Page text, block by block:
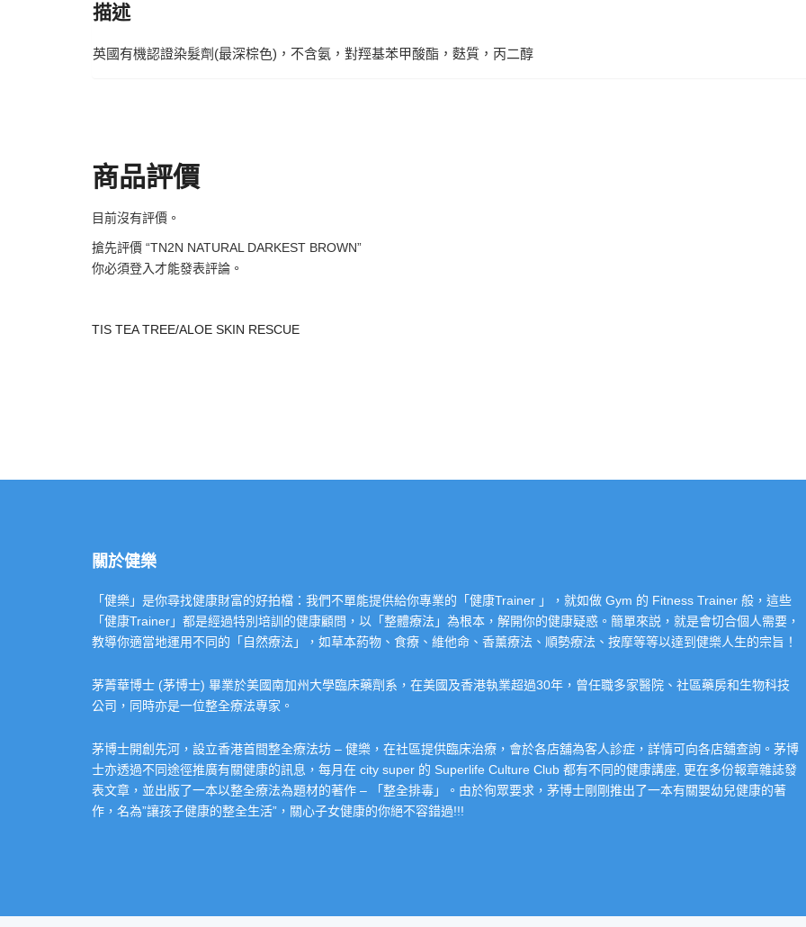
描述
英國有機認證染髮劑(最深棕色)，不含氨，對羥基苯甲酸酯，麩質，丙二醇
商品評價
目前沒有評價。
搶先評價 “TN2N NATURAL DARKEST BROWN”
你必須登入 才能發表評論。
TIS TEA TREE/ALOE SKIN RESCUE
關於健樂
「健樂」是你尋找健康財富的好拍檔：我們不單能提供給你專業的「健康Trainer 」，就如做 Gym 的 Fitness Trainer 般，這些
「健康Trainer」都是經過特別培訓的健康顧問，以「整體療法」為根本，解開你的健康疑惑。簡單來説，就是會切合個人需要，
教導你適當地運用不同的「自然療法」，如草本葯物、食療、維他命、香薰療法、順勢療法、按摩等等以達到健樂人生的宗旨！
茅菁華博士 (茅博士) 畢業於美國南加州大學臨床藥劑系，在美國及香港執業超過30年，曾任職多家醫院、社區藥房和生物科技
公司，同時亦是一位整全療法專家。
茅博士開創先河，設立香港首間整全療法坊 – 健樂，在社區提供臨床治療，會於各店舖為客人診症，詳情可向各店舖查詢。茅博
士亦透過不同途徑推廣有關健康的訊息，每月在 city super 的 Superlife Culture Club 都有不同的健康講座, 更在多份報章雜誌發
表文章，並出版了一本以整全療法為題材的著作 – 「整全排毒」。由於徇眾要求，茅博士剛剛推出了一本有關嬰幼兒健康的著
作，名為”讓孩子健康的整全生活”，關心子女健康的你絕不容錯過!!!